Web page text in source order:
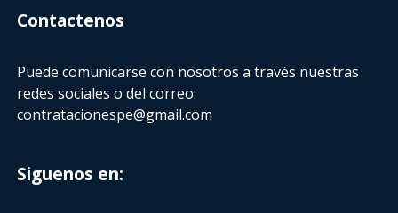
Contactenos
Puede comunicarse con nosotros a través nuestras
redes sociales o del correo:
contratacionespe@gmail.com
Siguenos en: